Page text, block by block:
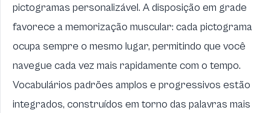
pictogramas personalizável. A disposição em grade
favorece a memorização muscular: cada pictograma
ocupa sempre o mesmo lugar, permitindo que você
navegue cada vez mais rapidamente com o tempo.
Vocabulários padrões amplos e progressivos estão
integrados, construídos em torno das palavras mais